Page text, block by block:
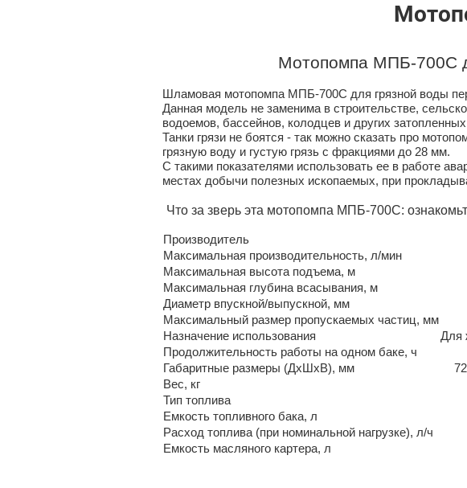
Мотопомпа МПБ-700С
Шламовая мотопомпа МПБ-700С для грязной воды
Данная модель не заменима в строительстве,
водоемов, бассейнов, колодцев и других
Танки грязи не боятся - так можно сказать про
грязную воду и густую грязь с фракциями до 28 мм.
С такими показателями использовать ее в работе
местах добычи полезных ископаемых, при
Что за зверь эта мотопомпа МПБ-700С:
Производитель
Максимальная производительность, л/мин
Максимальная высота подъема, м
Максимальная глубина всасывания, м
Диаметр впускной/выпускной, мм
Максимальный размер пропускаемых частиц, мм
Назначение использования
Для
Продолжительность работы на одном баке, ч
Габаритные размеры (ДхШхВ), мм
Вес, кг
Тип топлива
Емкость топливного бака, л
Расход топлива (при номинальной нагрузке), л/ч
Емкость масляного картера, л